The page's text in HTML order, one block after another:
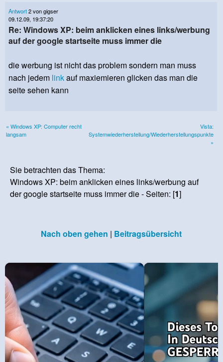
Antwort2 von gigser
09.12.09, 19:37:20
Re: Windows XP: beim anklicken eines links/werbung
auf der google startseite muss immer die
die werbung ist nicht das problem sondern man muss
nach jedem linkauf maxiemieren glicken das man die
seite sehen kann
« Windows XP: Computer recht
langsam
Vista:
Systemwiederherstellung/Wiederherstellungspunkte
»
Sie betrachten das Thema:
Windows XP: beim anklicken eines links/werbung auf
der google startseite muss immer die - Seiten: [1]
Nach oben gehen | Beitragsübersicht